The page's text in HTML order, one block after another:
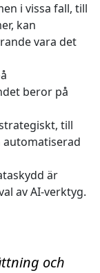
i vissa fall, till
kan
vara det
beror på
till
automatiserad
är
av AI-verktyg.
och